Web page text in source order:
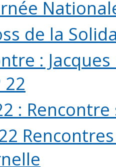
de la
:
22
:
22